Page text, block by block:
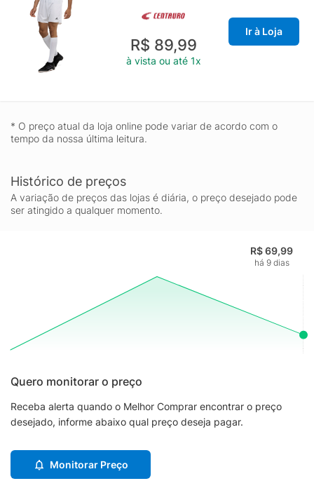
R$ 89,99
à vista ou até 1x
Ir à Loja
* O preço atual da loja online pode variar de acordo com o
tempo da nossa última leitura.
Histórico de preços
A variação de preços das lojas é diária, o preço desejado pode
ser atingido a qualquer momento.
R$ 69,99
há 9 dias
Quero monitorar o preço
Receba alerta quando o Melhor Comprar encontrar o preço
desejado, informe abaixo qual preço deseja pagar.
Monitorar Preço